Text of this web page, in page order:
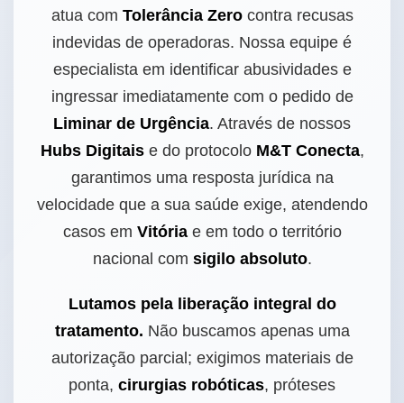
atua com Tolerância Zerocontra recusas
indevidas de operadoras. Nossa equipe é
especialista em identificar abusividades e
ingressar imediatamente com o pedido de
Liminar de Urgência. Através de nossos
Hubs Digitaise do protocolo M&T Conecta,
garantimos uma resposta jurídica na
velocidade que a sua saúde exige, atendendo
casos em Vitóriae em todo o território
nacional com sigilo absoluto.
Lutamos pela liberação integral do
tratamento. Não buscamos apenas uma
autorização parcial; exigimos materiais de
ponta, cirurgias robóticas, próteses